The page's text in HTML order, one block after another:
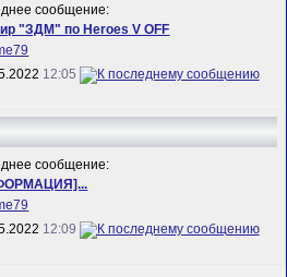
сообщение:
"ЗДМ" по Heroes V OFF
12:05
сообщение:
12:09